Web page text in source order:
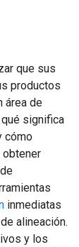
que sus
productos
área de
significa
cómo
obtener
inmediatas
alineación.
y los